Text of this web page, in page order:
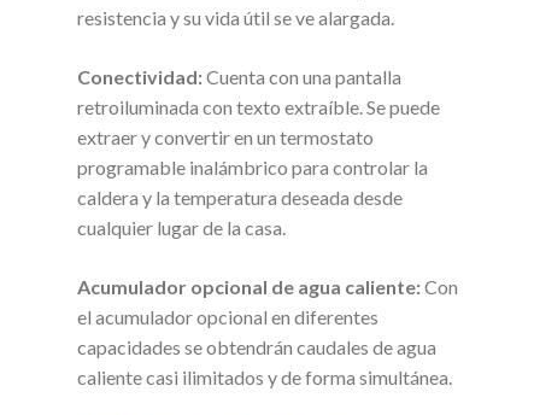
resistencia y su vida útil se ve alargada.
Conectividad:Cuenta con una pantalla
retroiluminada con texto extraíble. Se puede
extraer y convertir en un termostato
programable inalámbrico para controlar la
caldera y la temperatura deseada desde
cualquier lugar de la casa.
Acumulador opcional de agua caliente:Con
el acumulador opcional en diferentes
capacidades se obtendrán caudales de agua
caliente casi ilimitados y de forma simultánea.